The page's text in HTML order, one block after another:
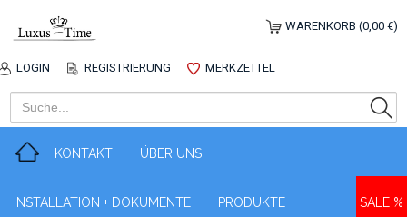
LOGIN REGISTRIERUNG MERKZETTEL
WARENKORB (0,00 €)
KONTAKT ÜBER UNS
INSTALLATION + DOKUMENTE PRODUKTE SALE %